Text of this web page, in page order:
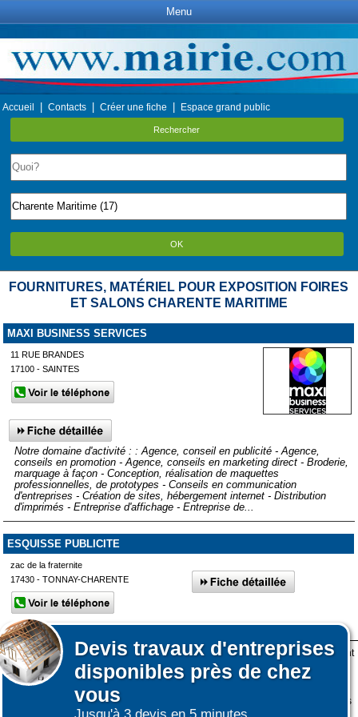
Menu
Accueil Contacts Créer une fiche Espace grand public
Rechercher
OK
FOURNITURES, MATÉRIEL POUR EXPOSITION FOIRES
ET SALONS CHARENTE MARITIME
Devis travaux d'entreprises
disponibles près de chez
vous
MAXI BUSINESS SERVICES
11 RUE BRANDES
17100 - SAINTES
Notre domaine d'activité : : Agence, conseil en publicité - Agence,
conseils en promotion - Agence, conseils en marketing direct - Broderie,
marquage à façon - Conception, réalisation de maquettes
professionnelles, de prototypes - Conseils en communication
d'entreprises - Création de sites, hébergement internet - Distribution
d'imprimés - Entreprise d'affichage - Entreprise de...
ESQUISSE PUBLICITE
zac de la fraternite
17430 - TONNAY-CHARENTE
Notre domaine d'activité : : Agence, conseil en publicité - Broderie,
marquage à façon - Entreprise de fabrication de drapeaux, banderoles -
Entreprise de fabrication de lettres pour enseignes, signalisation -
Entreprise de flocage textile - Entreprise de fournitures pour expositions,
foires, salons - Graphiste - Infographiste - Publicité par l'objet
Lors de votre visite sur notre site des fichiers informatiques nommés cookies sont
déposés sur votre terminal. Ces cookies sont utilisés pour la navigation, le
fonctionnement du site et les mesures d'audience pour l'éditeur.
Nous ne collectons pas vos données personnelles au travers des cookies à des